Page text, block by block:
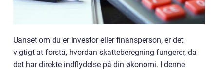
Uanset om du er investor eller finansperson, er det
vigtigt at forstå, hvordan skatteberegning fungerer, da
det har direkte indflydelse på din økonomi. I denne